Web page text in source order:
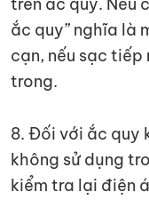
ắc quy” nghĩa là
cạn, nếu sạc tiếp
trong.
8. Đối với ắc quy
không sử dụng
kiểm tra lại điện